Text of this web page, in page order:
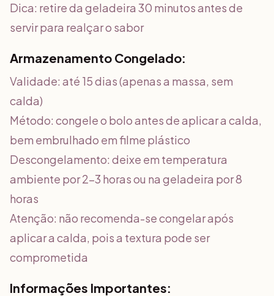
Dica: retire da geladeira 30 minutos antes de
servir para realçar o sabor
Armazenamento Congelado:
Validade: até 15 dias (apenas a massa, sem
calda)
Método: congele o bolo antes de aplicar a calda,
bem embrulhado em filme plástico
Descongelamento: deixe em temperatura
ambiente por 2-3 horas ou na geladeira por 8
horas
Atenção: não recomenda-se congelar após
aplicar a calda, pois a textura pode ser
comprometida
Informações Importantes: